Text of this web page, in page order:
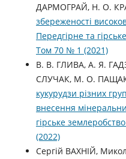
ДАРМОГРАЙ, Н. О.
збереженості
Передгірне та
Том 70 № 1 (2021)
В. В. ГЛИВА, А. Я.
СЛУЧАК, М. О.
кукурудзи різних
внесення
гірське
(2022)
Сергій ВАХНІЙ,